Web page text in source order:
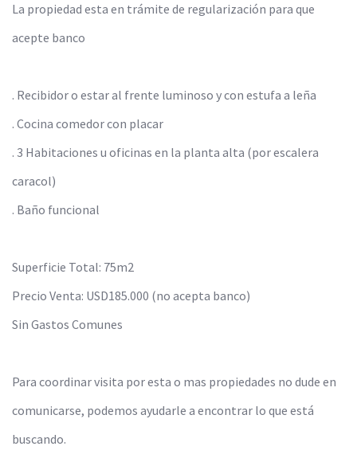
La propiedad esta en trámite de regularización para que
acepte banco
. Recibidor o estar al frente luminoso y con estufa a leña
. Cocina comedor con placar
. 3 Habitaciones u oficinas en la planta alta (por escalera
caracol)
. Baño funcional
Superficie Total: 75m2
Precio Venta: USD185.000 (no acepta banco)
Sin Gastos Comunes
Para coordinar visita por esta o mas propiedades no dude en
comunicarse, podemos ayudarle a encontrar lo que está
buscando.